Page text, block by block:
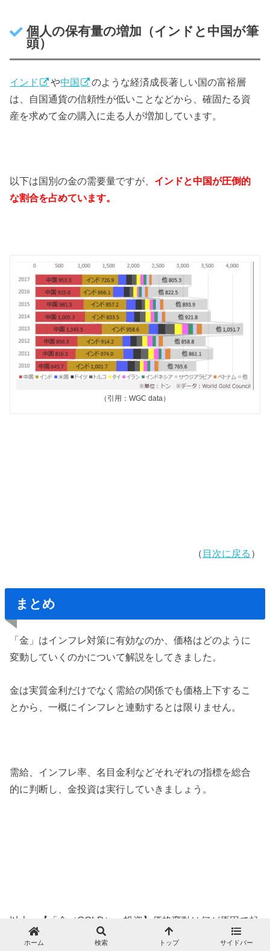
個人の保有量の増加（インドと中国が筆
頭）
インド や中国
のような経済成長著しい国の富裕層
は、自国通貨の信頼性が低いことなどから、確固たる資
産を求めて金の購入に走る人が増加しています。
以下は国別の金の需要量ですが、 インドと中国が圧倒的
な割合を占めています。
（引用：WGC data）
（ 目次に戻る ）
まとめ
「金」はインフレ対策に有効なのか、価格はどのように
変動していくのかについて解説をしてきました。
金は実質金利だけでなく需給の関係でも価格上下するこ
とから、一概にインフレと連動するとは限りません。
需給、インフレ率、名目金利などそれぞれの指標を総合
的に判断し、金投資は実行していきましょう。
以上、【「金（GOLD）」投資】価格変動は何が原因で起
きる？インフレ対策への有効性を解説。…の話題でし
ホーム 検索 トップ サイドバー